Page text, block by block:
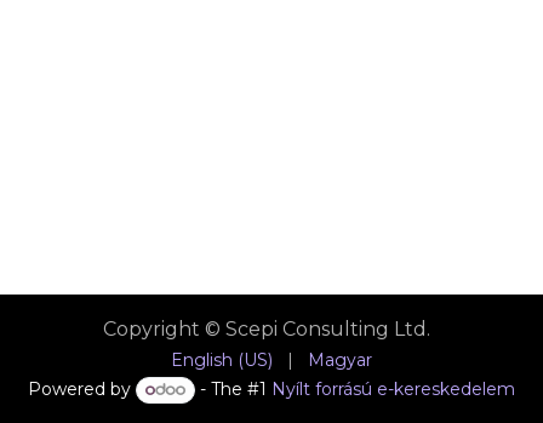
Copyright © Scepi Consulting Ltd.
English (US) |
Magyar
Powered by
- The #1 Nyílt forrású e-kereskedelem